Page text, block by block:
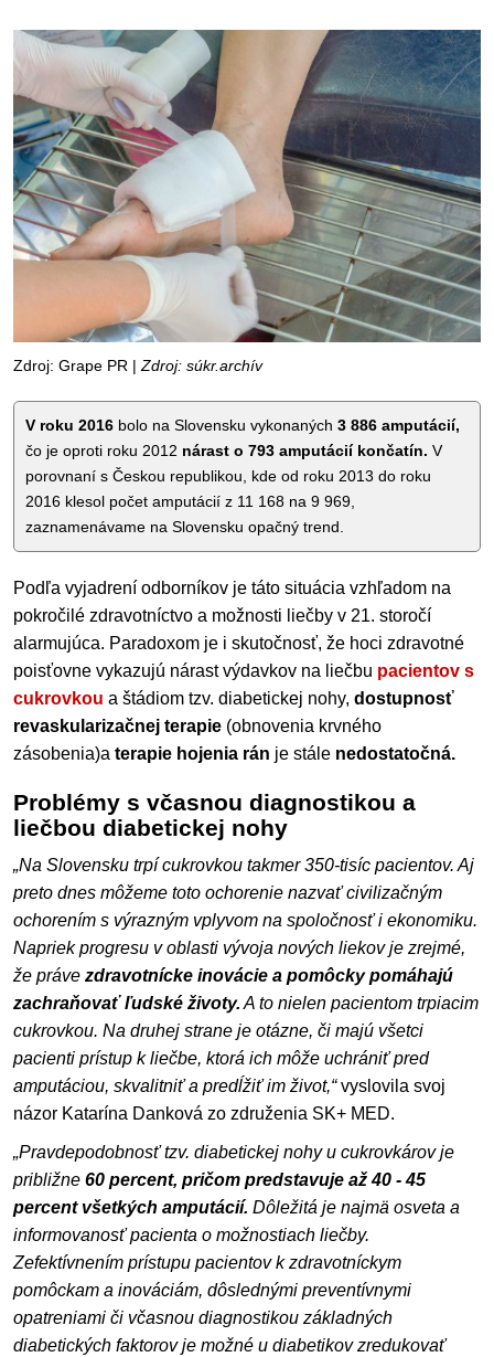
Zdroj: Grape PR |Zdroj: súkr.archív
V roku 2016 bolo na Slovensku vykonaných 3 886 amputácií,
čo je oproti roku 2012 nárast o 793 amputácií končatín. V
porovnaní s Českou republikou, kde od roku 2013 do roku
2016 klesol počet amputácií z 11 168 na 9 969,
zaznamenávame na Slovensku opačný trend.
Podľa vyjadrení odborníkov je táto situácia vzhľadom na
pokročilé zdravotníctvo a možnosti liečby v 21. storočí
alarmujúca. Paradoxom je i skutočnosť, že hoci zdravotné
poisťovne vykazujú nárast výdavkov na liečbu pacientov s
cukrovkou a štádiom tzv. diabetickej nohy, dostupnosť
revaskularizačnej terapie (obnovenia krvného
zásobenia)a terapie hojenia rán je stále nedostatočná.
Problémy s včasnou diagnostikou a
liečbou diabetickej nohy
„Na Slovensku trpí cukrovkou takmer 350-tisíc pacientov. Aj
preto dnes môžeme toto ochorenie nazvať civilizačným
ochorením s výrazným vplyvom na spoločnosť i ekonomiku.
Napriek progresu v oblasti vývoja nových liekov je zrejmé,
že práve zdravotnícke inovácie a pomôcky pomáhajú
zachraňovať ľudské životy. A to nielen pacientom trpiacim
cukrovkou. Na druhej strane je otázne, či majú všetci
pacienti prístup k liečbe, ktorá ich môže uchrániť pred
amputáciou, skvalitniť a predĺžiť im život,“vyslovila svoj
názor Katarína Danková zo združenia SK+ MED.
„Pravdepodobnosť tzv. diabetickej nohy u cukrovkárov je
približne 60 percent, pričom predstavuje až 40 - 45
percent všetkých amputácií. Dôležitá je najmä osveta a
informovanosť pacienta o možnostiach liečby.
Zefektívnením prístupu pacientov k zdravotníckym
pomôckam a inováciám, dôslednými preventívnymi
opatreniami či včasnou diagnostikou základných
diabetických faktorov je možné u diabetikov zredukovať